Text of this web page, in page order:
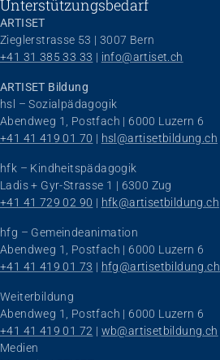
Unterstützungsbedarf
ARTISET
Zieglerstrasse 53 | 3007 Bern
+41 31 385 33 33 | info@artiset.ch
ARTISET Bildung
hsl – Sozialpädagogik
Abendweg 1, Postfach | 6000 Luzern 6
+41 41 419 01 70 | hsl@artisetbildung.ch
hfk – Kindheitspädagogik
Ladis + Gyr-Strasse 1 | 6300 Zug
+41 41 729 02 90 | hfk@artisetbildung.ch
hfg – Gemeindeanimation
Abendweg 1, Postfach | 6000 Luzern 6
+41 41 419 01 73 | hfg@artisetbildung.ch
Weiterbildung
Abendweg 1, Postfach | 6000 Luzern 6
+41 41 419 01 72 | wb@artisetbildung.ch
Navigation überspringen
Medien